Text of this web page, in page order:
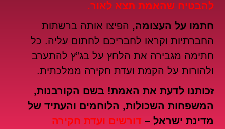
להבטיח שהאמת תצא לאור.
חתמו על העצומה, הפיצו אותה ברשתות
החברתיות וקראו לחבריכם לחתום עליה. כל
חתימה מגבירה את הלחץ על בג”ץ להתערב
ולהורות על הקמת ועדת חקירה ממלכתית.
זכותנו לדעת את האמת! בשם הקורבנות,
המשפחות השכולות, הלוחמים והעתיד של
מדינת ישראל – דורשים ועדת חקירה